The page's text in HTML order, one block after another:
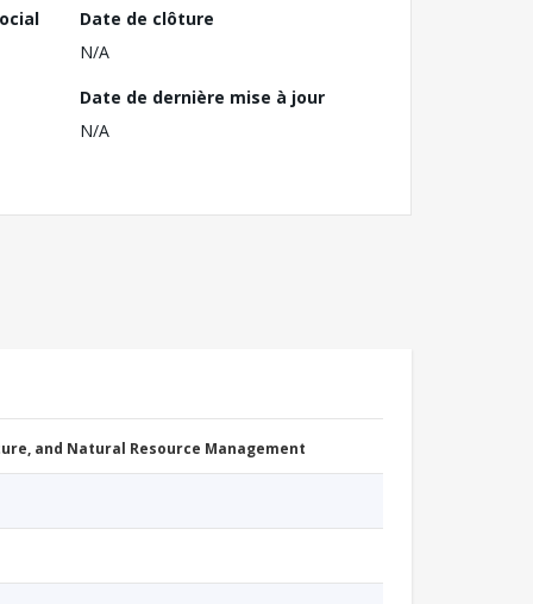
Date de clôture
N/A
Date de dernière mise à jour
N/A
and Natural Resource Management